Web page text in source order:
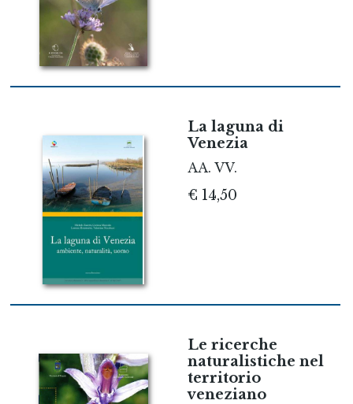
La laguna di
Venezia
AA. VV.
€ 14,50
Le ricerche
naturalistiche nel
territorio
veneziano